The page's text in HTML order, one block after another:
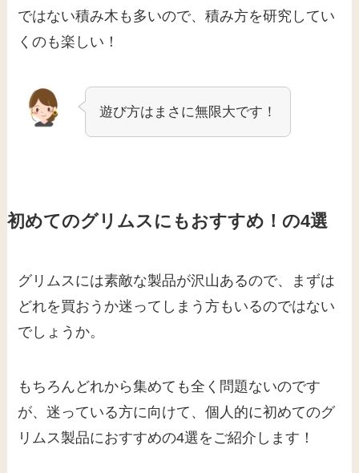
ではない積み木も多いので、積み方を研究してい
くのも楽しい！
遊び方はまさに無限大です！
初めてのグリムスにもおすすめ！の4選
グリムスには素敵な製品が沢山あるので、まずは
どれを買おうか迷ってしまう方もいるのではない
でしょうか。
もちろんどれから集めても全く問題ないのです
が、迷っている方に向けて、個人的に初めてのグ
リムス製品におすすめの4選をご紹介します！